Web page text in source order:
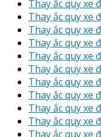
Thay ắc quy xe
Thay ắc quy xe
Thay ắc quy xe
Thay ắc quy xe
Thay ắc quy xe
Thay ắc quy xe
Thay ắc quy xe
Thay ắc quy xe
Thay ắc quy xe
Thay ắc quy xe
Thay ắc quy xe